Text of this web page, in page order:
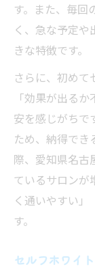
す。また、毎回
く、急な予定や
きな特徴です。
さらに、初め
「効果が出る
安を感じがちで
ため、納得でき
際、愛知県名古
ているサロンが
く通いやすい
す。
セルフホワイ